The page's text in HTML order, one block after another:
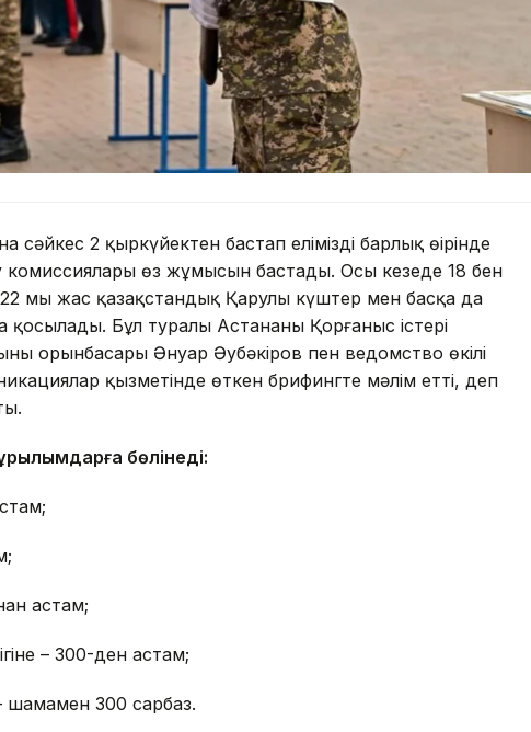
2 қыркүйектен бастап еліміздің барлық өңірінде
өз жұмысын бастады. Осы кезеңде 18 бен
мың жас қазақстандық Қарулы күштер мен басқа да
Бұл туралы Астананың Қорғаныс істері
орынбасары Әнуар Әубәкіров пен ведомство өкілі
қызметінде өткен брифингте мәлім етті, деп
бөлінеді:
астам;
– 300-ден астам;
шамамен 300 сарбаз.